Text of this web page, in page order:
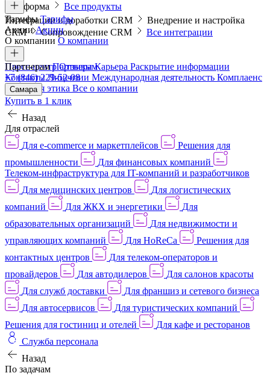
платформа
Все продукты
Интеграции и доработки CRM
Внедрение и настройка
CRM
Сопровождение CRM Все интеграции
ТарифыТарифы
АкцииАкции
О компании О компании
Пресс-центрОтзывыКарьера Раскрытие информации
КонтактыЛицензии Международная деятельность Комплаенс
и деловая этика Все о компании
ПартнерамПартнерам
+7 (846) 229-52-08
Самара
Купить в 1 клик
Назад
Для отраслей
Для e-commerce и маркетплейсов
Решения для
промышленности
Для финансовых компаний
Телеком-инфраструктура для IT-компаний и разработчиков
Для медицинских центров
Для логистических
компаний
Для ЖКХ и энергетики
Для
образовательных организаций
Для недвижимости и
управляющих компаний
Для HoReCa
Решения для
контактных центров
Для телеком-операторов и
провайдеров
Для автодилеров
Для салонов красоты
Для служб доставки
Для франшиз и сетевого бизнеса
Для автосервисов
Для туристических компаний
Решения для гостиниц и отелей
Для кафе и ресторанов
Служба персонала
Назад
По задачам